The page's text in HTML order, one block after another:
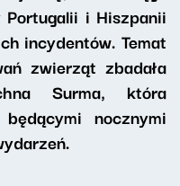
i Hiszpanii
incydentów. Temat
zwierząt zbadała
Surma, która
nocznymi